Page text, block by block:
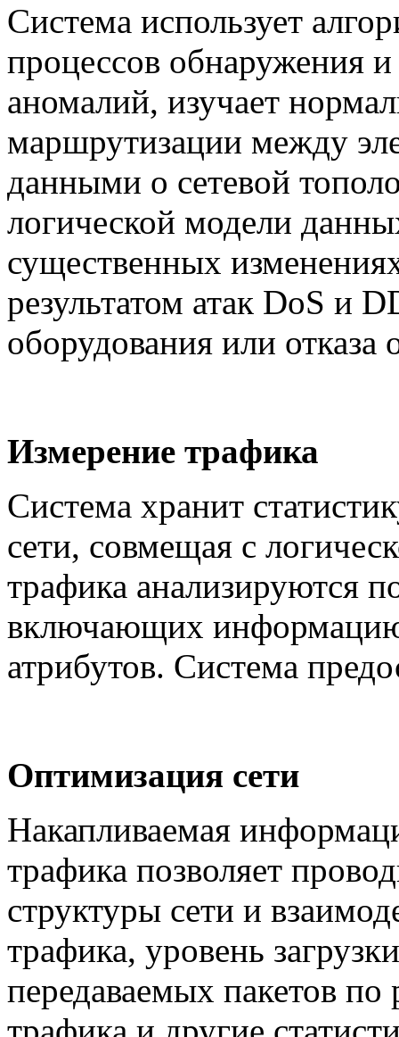
Система использует
процессов обнаружения и
аномалий, изучает
маршрутизации между
данными о сетевой
логической модели
существенных
результатом атак DoS и
оборудования или отказа
Измерение трафика
Система хранит
сети, совмещая с
трафика анализируются
включающих
атрибутов. Система
Оптимизация сети
Накапливаемая
трафика позволяет
структуры сети и
трафика, уровень
передаваемых пакетов